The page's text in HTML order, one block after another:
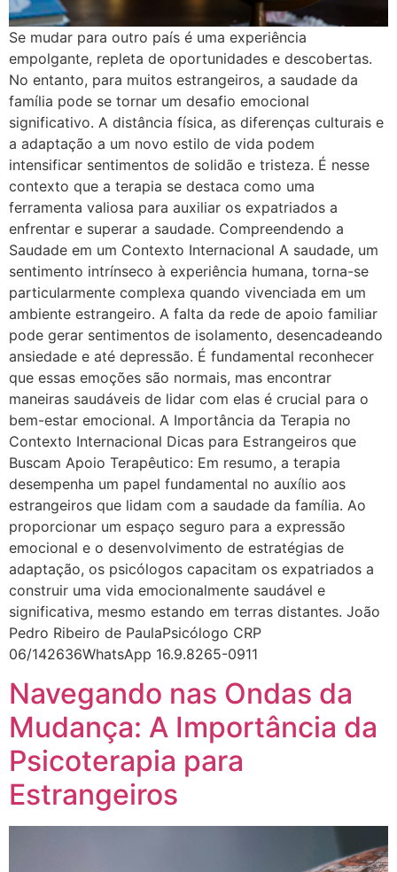
Se mudar para outro país é uma experiência
empolgante, repleta de oportunidades e descobertas.
No entanto, para muitos estrangeiros, a saudade da
família pode se tornar um desafio emocional
significativo. A distância física, as diferenças culturais e
a adaptação a um novo estilo de vida podem
intensificar sentimentos de solidão e tristeza. É nesse
contexto que a terapia se destaca como uma
ferramenta valiosa para auxiliar os expatriados a
enfrentar e superar a saudade. Compreendendo a
Saudade em um Contexto Internacional A saudade, um
sentimento intrínseco à experiência humana, torna-se
particularmente complexa quando vivenciada em um
ambiente estrangeiro. A falta da rede de apoio familiar
pode gerar sentimentos de isolamento, desencadeando
ansiedade e até depressão. É fundamental reconhecer
que essas emoções são normais, mas encontrar
maneiras saudáveis de lidar com elas é crucial para o
bem-estar emocional. A Importância da Terapia no
Contexto Internacional Dicas para Estrangeiros que
Buscam Apoio Terapêutico: Em resumo, a terapia
desempenha um papel fundamental no auxílio aos
estrangeiros que lidam com a saudade da família. Ao
proporcionar um espaço seguro para a expressão
emocional e o desenvolvimento de estratégias de
adaptação, os psicólogos capacitam os expatriados a
construir uma vida emocionalmente saudável e
significativa, mesmo estando em terras distantes. João
Pedro Ribeiro de PaulaPsicólogo CRP
06/142636WhatsApp 16.9.8265-0911
Navegando nas Ondas da
Mudança: A Importância da
Psicoterapia para
Estrangeiros